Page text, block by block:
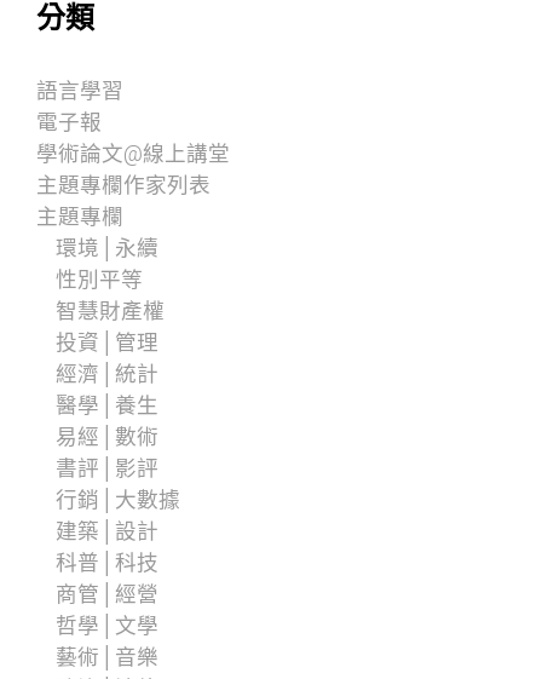
分類
語言學習
電子報
學術論文@線上講堂
主題專欄作家列表
主題專欄
環境│永續
性別平等
智慧財產權
投資│管理
經濟│統計
醫學│養生
易經│數術
書評│影評
行銷│大數據
建築│設計
科普│科技
商管│經營
哲學│文學
藝術│音樂